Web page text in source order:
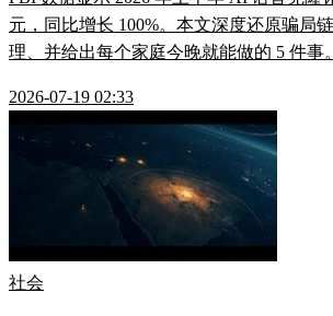
元，同比增长 100%。本文深度还原骗局
理、并给出每个家庭今晚就能做的 5 件事。
2026-07-19 02:33
社会